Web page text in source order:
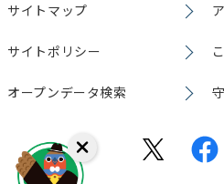
サイトマップ
サイトポリシー
オープンデータ検索